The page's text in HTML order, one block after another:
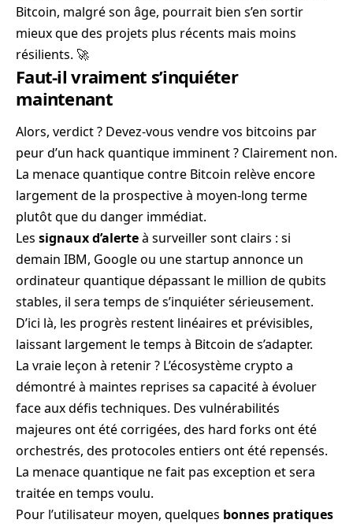
Bitcoin, malgré son âge, pourrait bien s’en sortir
mieux que des projets plus récents mais moins
résilients. 🚀
Faut-il vraiment s’inquiéter
maintenant
Alors, verdict ? Devez-vous vendre vos bitcoins par
peur d’un hack quantique imminent ? Clairement non.
La menace quantique contre Bitcoin relève encore
largement de la prospective à moyen-long terme
plutôt que du danger immédiat.
Les signaux d’alerteà surveiller sont clairs : si
demain IBM, Google ou une startup annonce un
ordinateur quantique dépassant le million de qubits
stables, il sera temps de s’inquiéter sérieusement.
D’ici là, les progrès restent linéaires et prévisibles,
laissant largement le temps à Bitcoin de s’adapter.
La vraie leçon à retenir ? L’écosystème crypto a
démontré à maintes reprises sa capacité à évoluer
face aux défis techniques. Des vulnérabilités
majeures ont été corrigées, des hard forks ont été
orchestrés, des protocoles entiers ont été repensés.
La menace quantique ne fait pas exception et sera
traitée en temps voulu.
Pour l’utilisateur moyen, quelques bonnes pratiques